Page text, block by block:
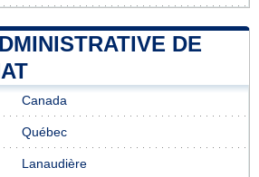
DE
Canada
Québec
Lanaudière